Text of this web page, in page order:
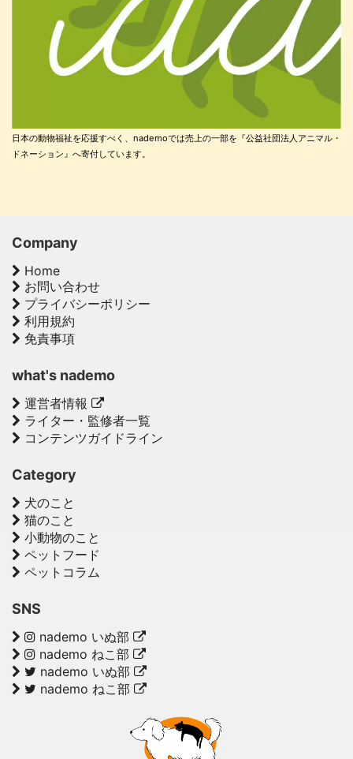
日本の動物福祉を応援すべく、nademoでは売上の一部を『公益社団法人アニマル・
ドネーション』へ寄付しています。
Company
Home
お問い合わせ
プライバシーポリシー
利用規約
免責事項
what's nademo
運営者情報
ライター・監修者一覧
コンテンツガイドライン
Category
犬のこと
猫のこと
小動物のこと
ペットフード
ペットコラム
SNS
nademo いぬ部
nademo ねこ部
nademo いぬ部
nademo ねこ部